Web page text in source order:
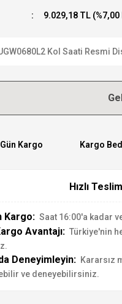
9.029,18 TL
Kol Saati Resmi
Gün Kargo Kargo
Hızlı
Kargo: Saat 16:00'a kadar
Avantajı: Türkiye'nin
Deneyimleyin: Kararsız
ve deneyebilirsiniz.